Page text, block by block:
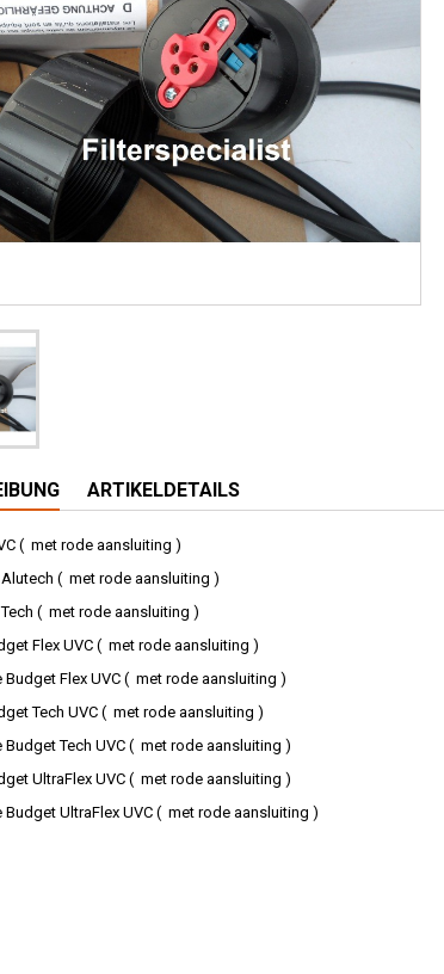
ARTIKELDETAILS
( met rode aansluiting )
( met rode aansluiting )
( met rode aansluiting )
Flex UVC ( met rode aansluiting )
Flex UVC ( met rode aansluiting )
Tech UVC ( met rode aansluiting )
Tech UVC ( met rode aansluiting )
UltraFlex UVC ( met rode aansluiting )
UltraFlex UVC ( met rode aansluiting )